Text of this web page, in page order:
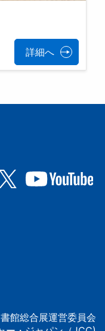
詳細へ
館総合展運営委員会